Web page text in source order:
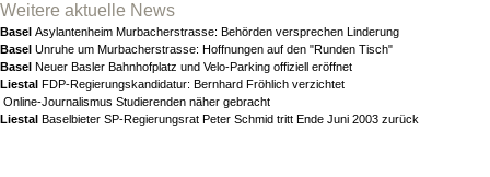
Weitere aktuelle News
Basel Asylantenheim Murbacherstrasse: Behörden versprechen Linderung
Basel Unruhe um Murbacherstrasse: Hoffnungen auf den "Runden Tisch"
Basel Neuer Basler Bahnhofplatz und Velo-Parking offiziell eröffnet
Liestal FDP-Regierungskandidatur: Bernhard Fröhlich verzichtet
Online-Journalismus Studierenden näher gebracht
Liestal Baselbieter SP-Regierungsrat Peter Schmid tritt Ende Juni 2003 zurück